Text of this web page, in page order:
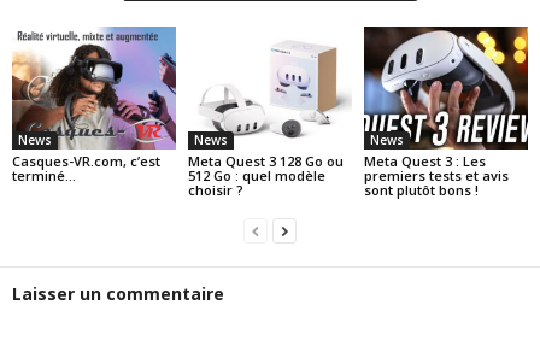
News
Casques-VR.com, c’est
terminé…
News
Meta Quest 3 128 Go ou
512 Go : quel modèle
choisir ?
News
Meta Quest 3 : Les
premiers tests et avis
sont plutôt bons !
Laisser un commentaire